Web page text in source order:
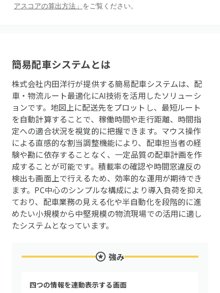
アスコアの算出方法」 をご覧ください。
簡易配車システムとは
株式会社内田洋行が提供する簡易配車システムは、配
車・物流ルート最適化にAI技術を活用したソリューシ
ョンです。地図上に配送先をプロットし、最短ルート
を自動計算することで、稼働時間や走行距離、時間指
定への適合状況を視覚的に把握できます。マウス操作
による直感的な割当調整機能により、配車担当者の経
験や勘に依存することなく、一定品質の配車計画を作
成することが可能です。積載率の確認や時間窓違反の
検出も画面上で行えるため、効率的な運用が期待でき
ます。PC中心のシンプルな構成により導入負荷を抑え
ており、配車業務の見える化や半自動化を段階的に進
めたい小規模から中堅規模の物流現場での活用に適し
たシステムとなっています。
強み
四つの情報を連動表示する画面